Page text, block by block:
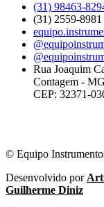
(31) 98463-
(31) 2559-8981
Rua Joaquim
Contagem - MG
CEP: 32371-
© Equipo
Desenvolvido por
Guilherme Diniz